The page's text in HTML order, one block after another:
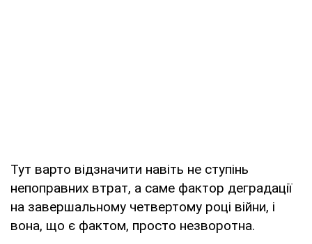
Тут варто відзначити навіть не ступінь
непоправних втрат, а саме фактор деградації
на завершальному четвертому році війни, і
вона, що є фактом, просто незворотна.